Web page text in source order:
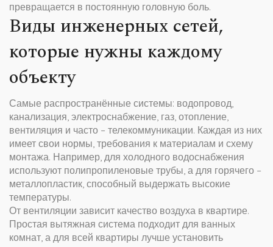
превращается в постоянную головную боль.
Виды инженерных сетей,
которые нужны каждому
объекту
Самые распространённые системы: водопровод,
канализация, электроснабжение, газ, отопление,
вентиляция и часто – телекоммуникации. Каждая из них
имеет свои нормы, требования к материалам и схему
монтажа. Например, для холодного водоснабжения
используют полипропиленовые трубы, а для горячего –
металлопластик, способный выдержать высокие
температуры.
От вентиляции зависит качество воздуха в квартире.
Простая вытяжная система подходит для ванных
комнат, а для всей квартиры лучше установить